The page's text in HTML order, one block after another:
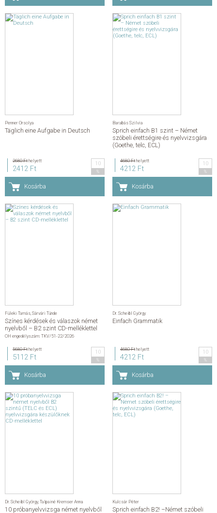
Penner Orsolya
Täglich eine Aufgabe in Deutsch
2680 Fthelyett
2412 Ft
10
Kosárba
Barabás Szilvia
Sprich einfach B1 szint – Német
szóbeli érettségire és nyelvvizsgára
(Goethe, telc, ECL)
4680 Fthelyett
4212 Ft
10
Kosárba
Füleki Tamás Sárvári Tünde
Színes kérdések és válaszok német
nyelvből – B2 szint CD-melléklettel
OH engedélyszám: TKV/51-22/2026
5680 Fthelyett
5112 Ft
10
Kosárba
Dr. Scheibl György
Einfach Grammatik
4680 Fthelyett
4212 Ft
10
Kosárba
Dr. Scheibl György Talpainé Kremser Anna
10 próbanyelvvizsga német nyelvből
Kulcsár Péter
Sprich einfach B2! –Német szóbeli